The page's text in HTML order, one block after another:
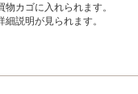
カゴに入れられます。
説明が見られます。